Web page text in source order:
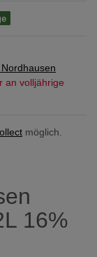
an volljährige
möglich.
16%